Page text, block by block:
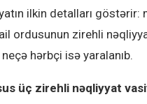
ilkin detalları
ordusunun zirehli
hərbçi isə yaralanıb.
üç zirehli nəqliyyat